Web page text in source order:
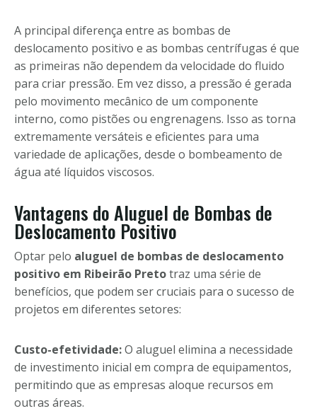
A principal diferença entre as bombas de
deslocamento positivo e as bombas centrífugas é que
as primeiras não dependem da velocidade do fluido
para criar pressão. Em vez disso, a pressão é gerada
pelo movimento mecânico de um componente
interno, como pistões ou engrenagens. Isso as torna
extremamente versáteis e eficientes para uma
variedade de aplicações, desde o bombeamento de
água até líquidos viscosos.
Vantagens do Aluguel de Bombas de
Deslocamento Positivo
Optar pelo aluguel de bombas de deslocamento
positivo em Ribeirão Pretotraz uma série de
benefícios, que podem ser cruciais para o sucesso de
projetos em diferentes setores:
Custo-efetividade:O aluguel elimina a necessidade
de investimento inicial em compra de equipamentos,
permitindo que as empresas aloque recursos em
outras áreas.